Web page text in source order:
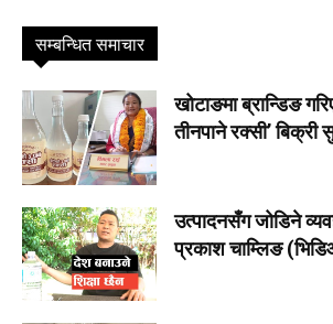
सम्बन्धित समाचार
खोटाङमा ब्रान्डिङ
तीनपाने रक्सी’ बिक्री
उत्पादनसँग जोडिने
प्रकाश चाम्लिङ